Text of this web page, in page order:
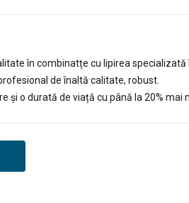
în combinatțe cu lipirea
de înaltă calitate, robust.
și o durată de viață cu până la 20% mai